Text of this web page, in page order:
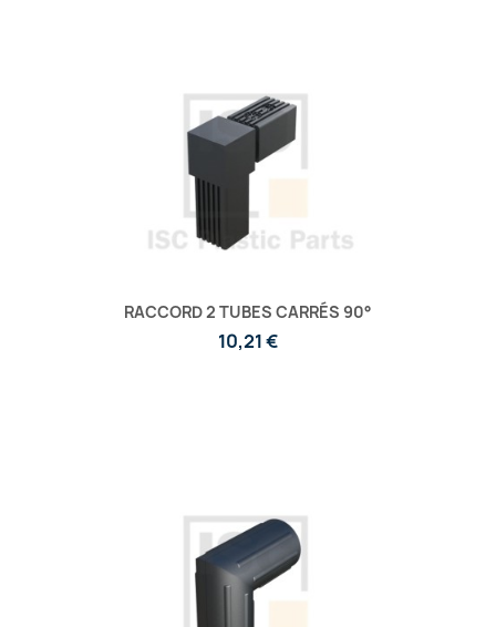
RACCORD 2 TUBES CARRÉS 90°
10,21 €